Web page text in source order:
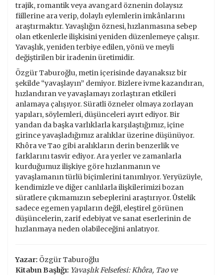
trajik, romantik veya avangard öznenin dolaysız
fiillerine ara verip, dolaylı eylemlerin imkânlarını
araştırmaktır. Yavaşlığın öznesi, hızlanmasına sebep
olan etkenlerle ilişkisini yeniden düzenlemeye çalışır.
Yavaşlık, yeniden terbiye edilen, yönü ve meyli
değiştirilen bir iradenin üretimidir.
Özgür Taburoğlu, metin içerisinde dayanaksız bir
şekilde “yavaşlayın” demiyor. Bizlere ivme kazandıran,
hızlandıran ve yavaşlamayı zorlaştıran etkileri
anlamaya çalışıyor. Süratli özneler olmaya zorlayan
yapıları, söylemleri, düşünceleri ayırt ediyor. Bir
yandan da başka varlıklarla karşılaştığımız, içine
girince yavaşladığımız aralıklar üzerine düşünüyor.
Khôra ve Tao gibi aralıkların derin benzerlik ve
farklarını tasvir ediyor. Ara yerler ve zamanlarla
kurduğumuz ilişkiye göre hızlanmanın ve
yavaşlamanın türlü biçimlerini tanımlıyor. Yeryüzüyle,
kendimizle ve diğer canlılarla ilişkilerimizi bozan
süratlere çıkmamızın sebeplerini araştırıyor. Üstelik
sadece egemen yapıların değil, eleştirel görünen
düşüncelerin, zarif edebiyat ve sanat eserlerinin de
hızlanmaya neden olabileceğini anlatıyor.
Yazar: Özgür Taburoğlu
Kitabın Başlığı: Yavaşlık Felsefesi: Khôra, Tao ve